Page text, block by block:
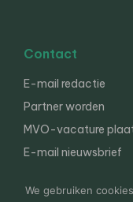
Contact
E-mail redactie
Partner worden
MVO-vacature
E-mail nieuwsbrief
We gebruiken